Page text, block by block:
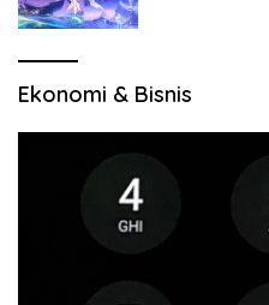
Ekonomi & Bisnis